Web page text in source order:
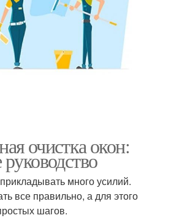
очистка окон:
много усилий.
все правильно, а для этого
шагов.